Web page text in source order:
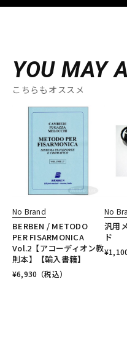
YOU MAY
こちらもオススメ
No Brand
BERBEN / METODO
PER FISARMONICA
Vol.2【アコーディオン教
則本】【輸入書籍】
¥6,930 （税込）
No
汎用
ド
¥